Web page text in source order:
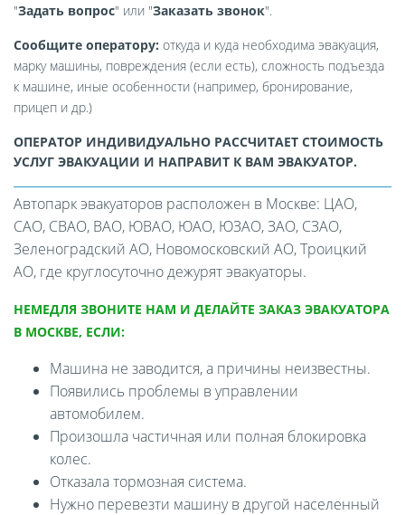
"Задать вопрос" или "Заказать звонок".
Сообщите оператору: откуда и куда необходима эвакуация,
марку машины, повреждения (если есть), сложность подъезда
к машине, иные особенности (например, бронирование,
прицеп и др.)
ОПЕРАТОР ИНДИВИДУАЛЬНО РАССЧИТАЕТ СТОИМОСТЬ
УСЛУГ ЭВАКУАЦИИ И НАПРАВИТ К ВАМ ЭВАКУАТОР.
Автопарк эвакуаторов расположен в Москве: ЦАО,
САО, СВАО, ВАО, ЮВАО, ЮАО, ЮЗАО, ЗАО, СЗАО,
Зеленоградский АО, Новомосковский АО, Троицкий
АО, где круглосуточно дежурят эвакуаторы.
НЕМЕДЛЯ ЗВОНИТЕ НАМ И ДЕЛАЙТЕ ЗАКАЗ ЭВАКУАТОРА
В МОСКВЕ, ЕСЛИ:
Машина не заводится, а причины неизвестны.
Появились проблемы в управлении
автомобилем.
Произошла частичная или полная блокировка
колес.
Отказала тормозная система.
Нужно перевезти машину в другой населенный